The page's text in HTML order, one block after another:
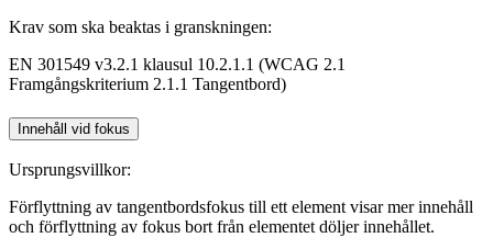
Krav som ska beaktas i granskningen:
EN 301549 v3.2.1 klausul 10.2.1.1 (WCAG 2.1
Framgångskriterium 2.1.1 Tangentbord)
Innehåll vid fokus
Ursprungsvillkor:
Förflyttning av tangentbordsfokus till ett element visar mer innehåll
och förflyttning av fokus bort från elementet döljer innehållet.